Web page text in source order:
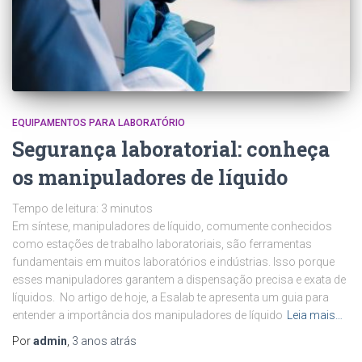
EQUIPAMENTOS PARA LABORATÓRIO
Segurança laboratorial: conheça
os manipuladores de líquido
Tempo de leitura: 3 minutos
Em síntese, manipuladores de líquido, comumente conhecidos
como estações de trabalho laboratoriais, são ferramentas
fundamentais em muitos laboratórios e indústrias. Isso porque
esses manipuladores garantem a dispensação precisa e exata de
líquidos. No artigo de hoje, a Esalab te apresenta um guia para
entender a importância dos manipuladores de líquido
Leia mais…
Poradmin 3 anos atrás